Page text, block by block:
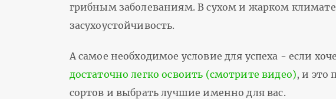
грибным заболеваниям. В сухом и жарком климате
засухоустойчивость.
А самое необходимое условие для успеха - если
достаточно легко освоить (смотрите видео), и это
сортов и выбрать лучшие именно для вас.